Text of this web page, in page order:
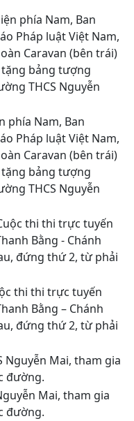
phía Nam, Ban
Pháp luật Việt Nam,
Caravan (bên trái)
bảng tượng
THCS Nguyễn
thi thi trực tuyến
Bằng – Chánh
đứng thứ 2, từ phải
Mai, tham gia
đường.